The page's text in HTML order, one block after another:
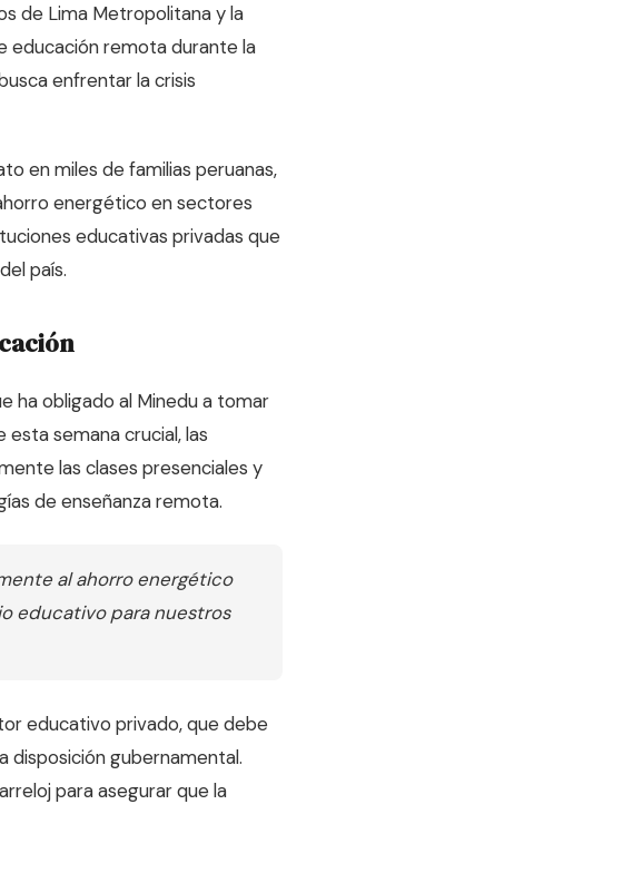
de Lima Metropolitana y la
educación remota durante la
enfrentar la crisis
en miles de familias peruanas,
energético en sectores
educativas privadas que
país.
ha obligado al Minedu a tomar
semana crucial, las
las clases presenciales y
de enseñanza remota.
al ahorro energético
educativo para nuestros
educativo privado, que debe
disposición gubernamental.
para asegurar que la